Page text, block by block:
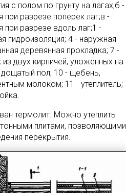
с полом по грунту на лагах;б -
при разрезе поперек лаг;в -
при разрезе вдоль лаг;1 -
гидроизоляция; 4 - наружная
деревянная прокладка; 7 -
двух кирпичей, уложенных на
пол; 10 - щебень,
молоком; 11 - утеплитель;
термолит. Можно утеплить
плитами, позволяющими
перекрытия.